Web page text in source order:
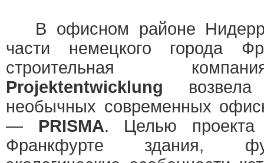
В офисном районе
части немецкого города
строительная
Projektentwicklung
необычных современных
— PRISMA. Целью
Франкфурте здания,